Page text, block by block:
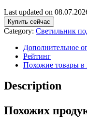
Last updated on
Купить сейчас
Category: Светильник
Дополнительное
Рейтинг
Похожие товары в
Description
Похожих